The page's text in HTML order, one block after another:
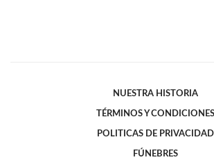
NUESTRA HISTORIA
TÉRMINOS Y CONDICIONES
POLITICAS DE PRIVACIDAD
FÚNEBRES